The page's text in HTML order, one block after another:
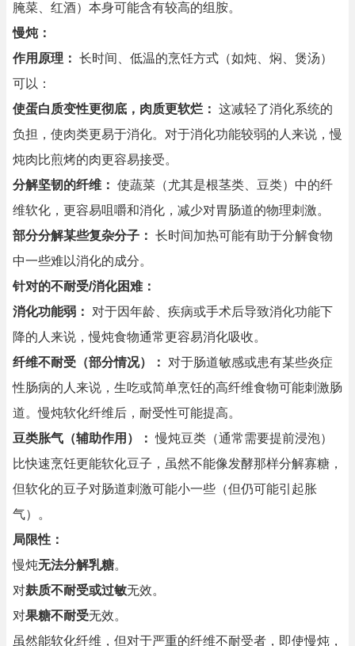
腌菜、红酒）本身可能含有较高的组胺。
慢炖：
作用原理： 长时间、低温的烹饪方式（如炖、焖、煲汤）
可以：
使蛋白质变性更彻底，肉质更软烂： 这减轻了消化系统的
负担，使肉类更易于消化。对于消化功能较弱的人来说，慢
炖肉比煎烤的肉更容易接受。
分解坚韧的纤维： 使蔬菜（尤其是根茎类、豆类）中的纤
维软化，更容易咀嚼和消化，减少对胃肠道的物理刺激。
部分分解某些复杂分子： 长时间加热可能有助于分解食物
中一些难以消化的成分。
针对的不耐受/消化困难：
消化功能弱：
对于因年龄、疾病或手术后导致消化功能下
降的人来说，慢炖食物通常更容易消化吸收。
纤维不耐受（部分情况）：
对于肠道敏感或患有某些炎症
性肠病的人来说，生吃或简单烹饪的高纤维食物可能刺激肠
道。慢炖软化纤维后，耐受性可能提高。
豆类胀气（辅助作用）： 慢炖豆类（通常需要提前浸泡）
比快速烹饪更能软化豆子，虽然不能像发酵那样分解寡糖，
但软化的豆子对肠道刺激可能小一些（但仍可能引起胀
气）。
局限性：
慢炖无法分解乳糖。
对麸质不耐受或过敏无效。
对果糖不耐受无效。
虽然能软化纤维，但对于严重的纤维不耐受者，即使慢炖，